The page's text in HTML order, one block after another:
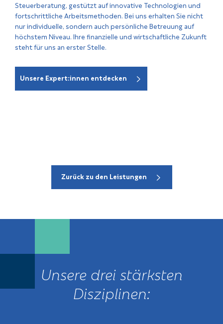
Steuerberatung, gestützt auf innovative Technologien und
fortschrittliche Arbeitsmethoden. Bei uns erhalten Sie nicht
nur individuelle, sondern auch persönliche Betreuung auf
höchstem Niveau. Ihre finanzielle und wirtschaftliche Zukunft
steht für uns an erster Stelle.
Unsere Expert:innen entdecken
Zurück zu den Leistungen
Unsere drei stärksten
Disziplinen: